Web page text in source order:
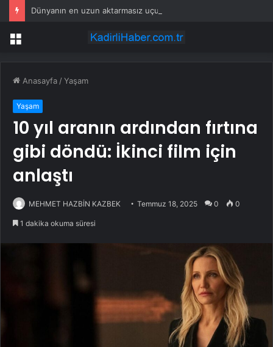
Menü
Anasayfa /Yaşam
Yaşam
10 yıl aranın ardından fırtına
gibi döndü: İkinci film için
anlaştı
MEHMET HAZBİN KAZBEK Temmuz 18, 2025 0 0
1 dakika okuma süresi